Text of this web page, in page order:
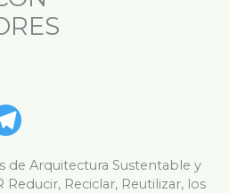
de Arquitectura Sustentable y
Reciclar, Reutilizar, los